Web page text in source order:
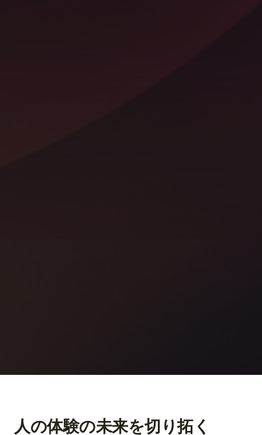
人の体験の未来を切り拓く